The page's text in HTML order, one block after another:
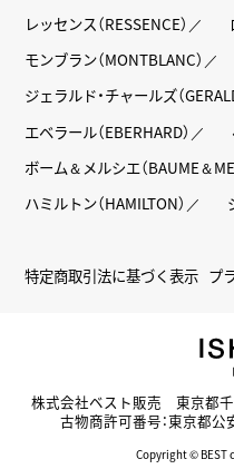
レッセンス（RESSENCE）
モンブラン（MONTBLANC）
ジェラルド・チャールズ（
エベラール（EBERHARD）
ボーム＆メルシエ（BAUME＆
ハミルトン（HAMILTON）
特定商取引法に基づく表示 プ
株式会社ベスト販売 東京都
古物商許可番号：東京都
Copyright © BEST